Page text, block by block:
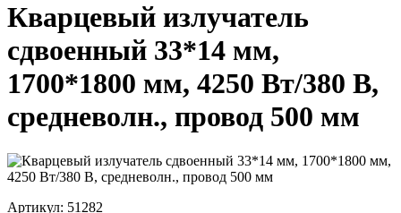
Кварцевый излучатель
cдвоенный 33*14 мм,
1700*1800 мм, 4250 Вт/380 В,
средневолн., провод 500 мм
Артикул: 51282